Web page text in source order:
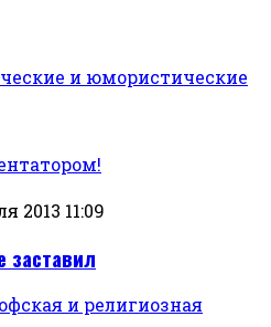
и юмористические
2013 11:09
заставил
и религиозная